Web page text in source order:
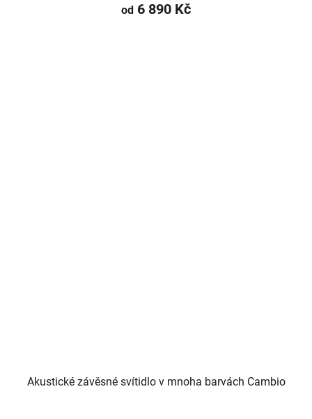
od 6 890 Kč
Akustické závěsné svítidlo v mnoha barvách Cambio